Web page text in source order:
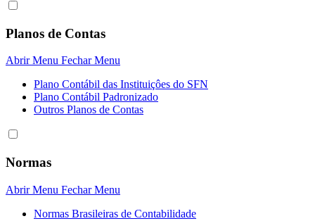
Planos de Contas
Abrir Menu Fechar Menu
Plano Contábil das Instituiçôes do SFN
Plano Contábil Padronizado
Outros Planos de Contas
Normas
Abrir Menu Fechar Menu
Normas Brasileiras de Contabilidade